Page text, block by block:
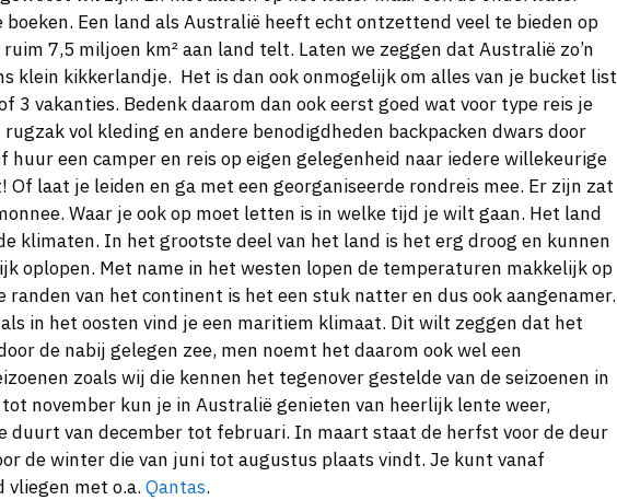
boeken. Een land als Australië heeft echt ontzettend veel te bieden op
7,5 miljoen km² aan land telt. Laten we zeggen dat Australië zo’n
klein kikkerlandje. Het is dan ook onmogelijk om alles van je bucket list
3 vakanties. Bedenk daarom dan ook eerst goed wat voor type reis je
vol kleding en andere benodigdheden backpacken dwars door
huur een camper en reis op eigen gelegenheid naar iedere willekeurige
laat je leiden en ga met een georganiseerde rondreis mee. Er zijn zat
Waar je ook op moet letten is in welke tijd je wilt gaan. Het land
klimaten. In het grootste deel van het land is het erg droog en kunnen
oplopen. Met name in het westen lopen de temperaturen makkelijk op
randen van het continent is het een stuk natter en dus ook aangenamer.
in het oosten vind je een maritiem klimaat. Dit wilt zeggen dat het
de nabij gelegen zee, men noemt het daarom ook wel een
zoals wij die kennen het tegenover gestelde van de seizoenen in
november kun je in Australië genieten van heerlijk lente weer,
duurt van december tot februari. In maart staat de herfst voor de deur
de winter die van juni tot augustus plaats vindt. Je kunt vanaf
vliegen met o.a. Qantas.